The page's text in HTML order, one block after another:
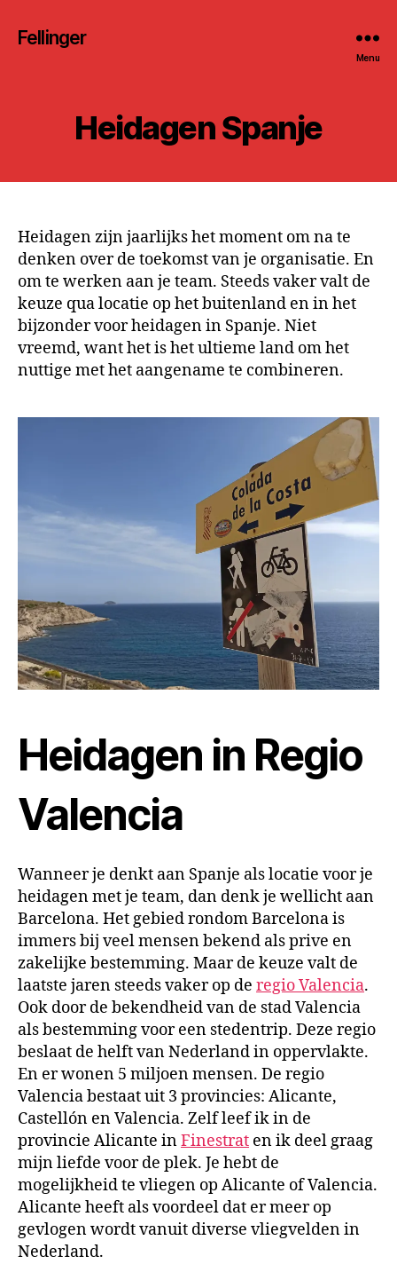
Fellinger
Menu
Heidagen Spanje
Heidagen zijn jaarlijks het moment om na te
denken over de toekomst van je organisatie. En
om te werken aan je team. Steeds vaker valt de
keuze qua locatie op het buitenland en in het
bijzonder voor heidagen in Spanje. Niet
vreemd, want het is het ultieme land om het
nuttige met het aangename te combineren.
Heidagen in Regio
Valencia
Wanneer je denkt aan Spanje als locatie voor je
heidagen met je team, dan denk je wellicht aan
Barcelona. Het gebied rondom Barcelona is
immers bij veel mensen bekend als prive en
zakelijke bestemming. Maar de keuze valt de
laatste jaren steeds vaker op de regio Valencia.
Ook door de bekendheid van de stad Valencia
als bestemming voor een stedentrip. Deze regio
beslaat de helft van Nederland in oppervlakte.
En er wonen 5 miljoen mensen. De regio
Valencia bestaat uit 3 provincies: Alicante,
Castellón en Valencia. Zelf leef ik in de
provincie Alicante inFinestrat en ik deel graag
mijn liefde voor de plek. Je hebt de
mogelijkheid te vliegen op Alicante of Valencia.
Alicante heeft als voordeel dat er meer op
gevlogen wordt vanuit diverse vliegvelden in
Nederland.